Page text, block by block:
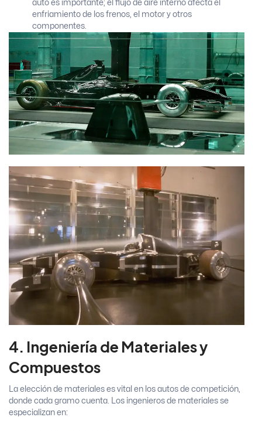
auto es importante; el flujo de aire interno afecta el
enfriamiento de los frenos, el motor y otros
componentes.
4. Ingeniería de Materiales y
Compuestos
La elección de materiales es vital en los autos de competición,
donde cada gramo cuenta. Los ingenieros de materiales se
especializan en: